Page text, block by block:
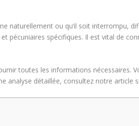
naturellement ou qu’il soit interrompu,
pécuniaires spécifiques. Il est vital de
toutes les informations nécessaires.
analyse détaillée, consultez notre article